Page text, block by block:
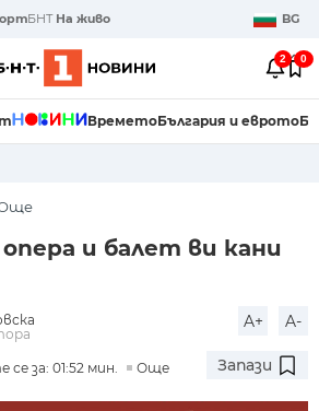
БНТ На живо BG
2 0
ВреметоБългария и еврото
и балет ви кани
A+ A-
се за: 01:52 мин. Още Запази